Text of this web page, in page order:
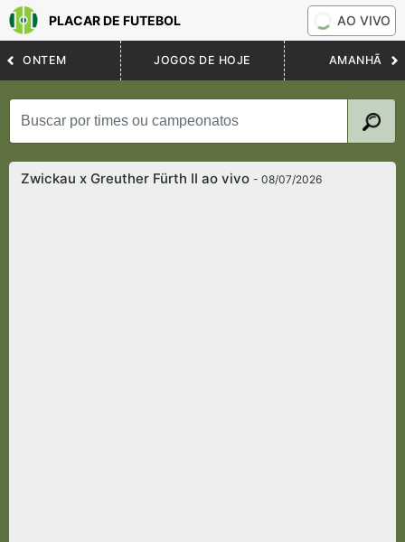
PLACAR DE FUTEBOL AO VIVO
ONTEM JOGOS DE HOJE AMANHÃ
Zwickau x Greuther Fürth II ao vivo- 08/07/2026